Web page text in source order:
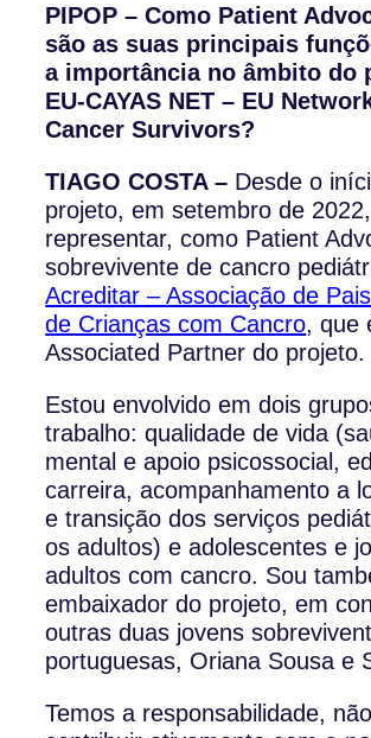
PIPOP – Como Patient
são as suas principais
a importância no âmbito do
EU-CAYAS NET – EU
Cancer Survivors?
TIAGO COSTA – Desde o
projeto, em setembro de
representar, como Patient
sobrevivente de cancro
Acreditar – Associação de
de Crianças com Cancro, que
Associated Partner do projeto.
Estou envolvido em dois
trabalho: qualidade de vida
mental e apoio psicossocial,
carreira, acompanhamento a
e transição dos serviços
os adultos) e adolescentes e
adultos com cancro. Sou
embaixador do projeto, em
outras duas jovens
portuguesas, Oriana Sousa e
Temos a responsabilidade,